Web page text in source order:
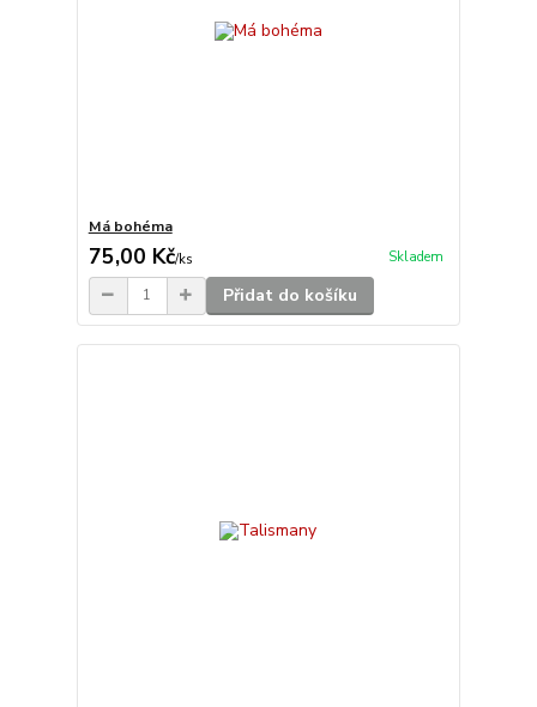
Má bohéma
75,00 Kč/ks Skladem
Přidat do košíku